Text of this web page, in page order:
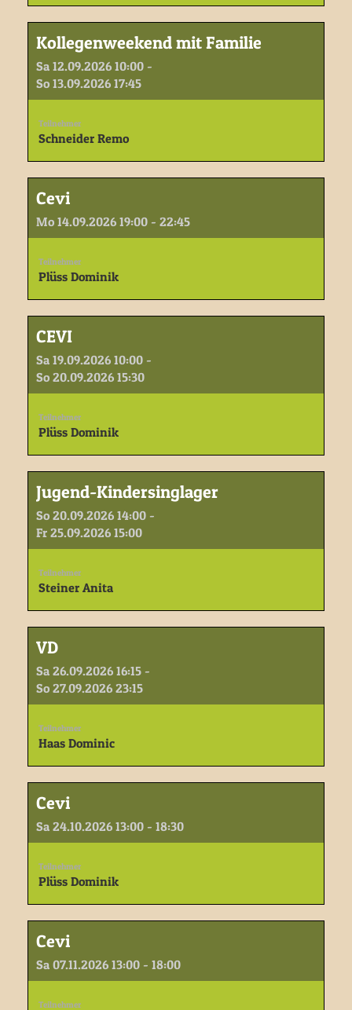
Kollegenweekend mit Familie
Sa 12.09.2026 10:00 -
So 13.09.2026 17:45
Teilnehmer
Schneider Remo
Cevi
Mo 14.09.2026 19:00 - 22:45
Teilnehmer
Plüss Dominik
CEVI
Sa 19.09.2026 10:00 -
So 20.09.2026 15:30
Teilnehmer
Plüss Dominik
Jugend-Kindersinglager
So 20.09.2026 14:00 -
Fr 25.09.2026 15:00
Teilnehmer
Steiner Anita
VD
Sa 26.09.2026 16:15 -
So 27.09.2026 23:15
Teilnehmer
Haas Dominic
Cevi
Sa 24.10.2026 13:00 - 18:30
Teilnehmer
Plüss Dominik
Cevi
Sa 07.11.2026 13:00 - 18:00
Teilnehmer